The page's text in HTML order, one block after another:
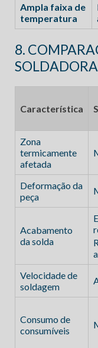
Ampla faixa de
temperatura
8.
Característica
Zona
termicamente
afetada
Deformação da
peça
Acabamento
da solda
Velocidade de
soldagem
Consumo de
consumíveis